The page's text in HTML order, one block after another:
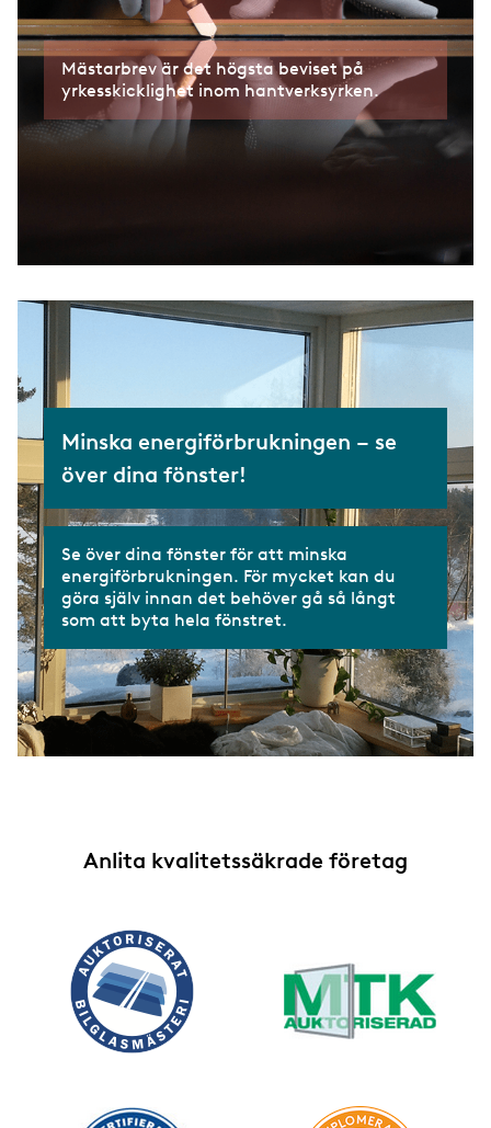
Mästarbrev är det högsta beviset på
yrkesskicklighet inom hantverksyrken.
Minska energiförbrukningen – se
över dina fönster!
Se över dina fönster för att minska
energiförbrukningen. För mycket kan du
göra själv innan det behöver gå så långt
som att byta hela fönstret.
Anlita kvalitetssäkrade företag